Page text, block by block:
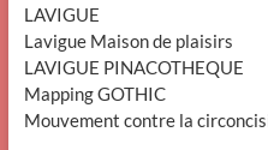
LAVIGUE
Lavigue Maison de plaisirs
LAVIGUE PINACOTHEQUE
Mapping GOTHIC
Mouvement contre la